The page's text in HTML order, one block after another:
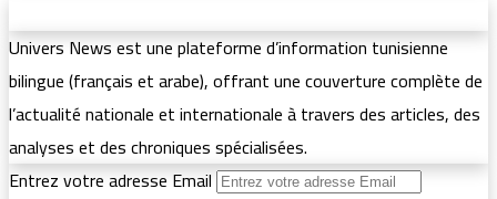
Univers News est une plateforme d’information tunisienne
bilingue (français et arabe), offrant une couverture complète de
l’actualité nationale et internationale à travers des articles, des
analyses et des chroniques spécialisées.
Entrez votre adresse Email